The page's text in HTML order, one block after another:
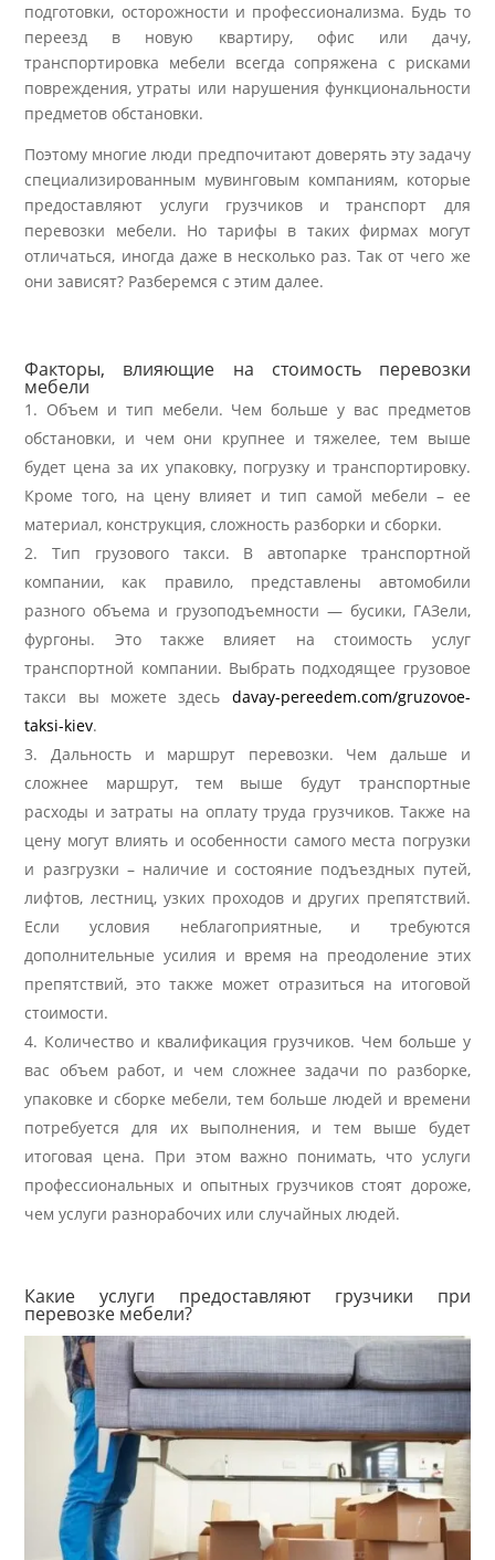
подготовки, осторожности и профессионализма. Будь то
переезд в новую квартиру, офис или дачу,
транспортировка мебели всегда сопряжена с рисками
повреждения, утраты или нарушения функциональности
предметов обстановки.
Поэтому многие люди предпочитают доверять эту задачу
специализированным мувинговым компаниям, которые
предоставляют услуги грузчиков и транспорт для
перевозки мебели. Но тарифы в таких фирмах могут
отличаться, иногда даже в несколько раз. Так от чего же
они зависят? Разберемся с этим далее.
Факторы, влияющие на стоимость перевозки
мебели
Объем и тип мебели. Чем больше у вас предметов
обстановки, и чем они крупнее и тяжелее, тем выше
будет цена за их упаковку, погрузку и транспортировку.
Кроме того, на цену влияет и тип самой мебели – ее
материал, конструкция, сложность разборки и сборки.
Тип грузового такси. В автопарке транспортной
компании, как правило, представлены автомобили
разного объема и грузоподъемности — бусики, ГАЗели,
фургоны. Это также влияет на стоимость услуг
транспортной компании. Выбрать подходящее грузовое
такси вы можете здесь davay-pereedem.com/gruzovoe-
taksi-kiev.
Дальность и маршрут перевозки. Чем дальше и
сложнее маршрут, тем выше будут транспортные
расходы и затраты на оплату труда грузчиков. Также на
цену могут влиять и особенности самого места погрузки
и разгрузки – наличие и состояние подъездных путей,
лифтов, лестниц, узких проходов и других препятствий.
Если условия неблагоприятные, и требуются
дополнительные усилия и время на преодоление этих
препятствий, это также может отразиться на итоговой
стоимости.
Количество и квалификация грузчиков. Чем больше у
вас объем работ, и чем сложнее задачи по разборке,
упаковке и сборке мебели, тем больше людей и времени
потребуется для их выполнения, и тем выше будет
итоговая цена. При этом важно понимать, что услуги
профессиональных и опытных грузчиков стоят дороже,
чем услуги разнорабочих или случайных людей.
Какие услуги предоставляют грузчики при
перевозке мебели?